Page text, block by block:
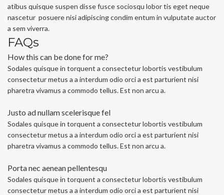
atibus quisque suspen disse fusce sociosqu lobor tis eget neque
nascetur posuere nisi adipiscing condim entum in vulputate auctor
a sem viverra.
FAQs
How this can be done for me?
Sodales quisque in torquent a consectetur lobortis vestibulum
consectetur metus a a interdum odio orci a est parturient nisi
pharetra vivamus a commodo tellus. Est non arcu a.
Justo ad nullam scelerisque fel
Sodales quisque in torquent a consectetur lobortis vestibulum
consectetur metus a a interdum odio orci a est parturient nisi
pharetra vivamus a commodo tellus. Est non arcu a.
Porta nec aenean pellentesqu
Sodales quisque in torquent a consectetur lobortis vestibulum
consectetur metus a a interdum odio orci a est parturient nisi